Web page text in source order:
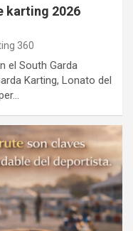
karting 2026
360
el South Garda
Karting, Lonato del